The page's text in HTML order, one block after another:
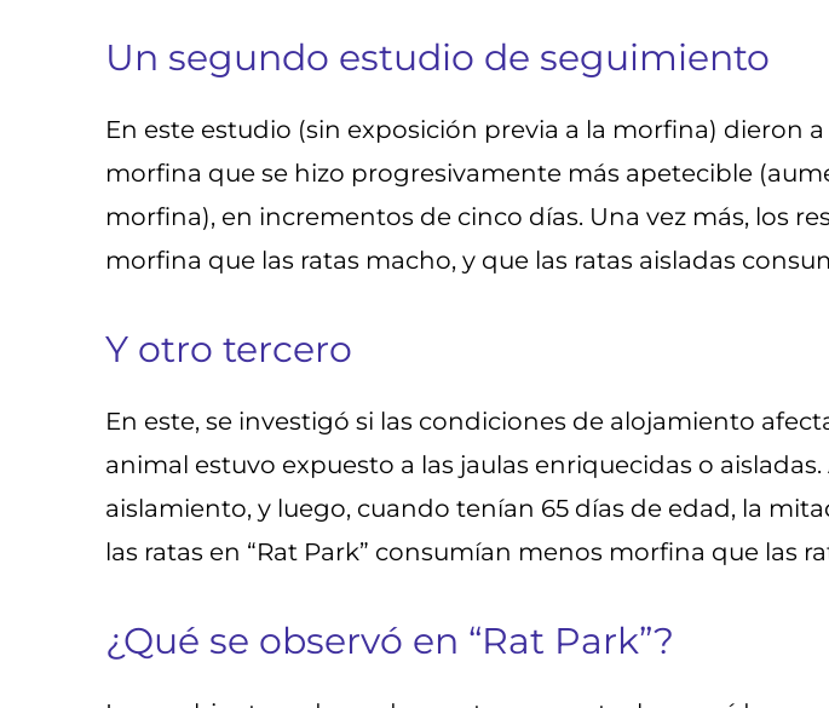
Un segundo estudio de seguimiento
En este estudio (sin exposición previa a la morfina) dieron
morfina que se hizo progresivamente más apetecible
morfina), en incrementos de cinco días. Una vez más, los
morfina que las ratas macho, y que las ratas aisladas
Y otro tercero
En este, se investigó si las condiciones de alojamiento
animal estuvo expuesto a las jaulas enriquecidas o aisladas.
aislamiento, y luego, cuando tenían 65 días de edad, la
las ratas en “Rat Park” consumían menos morfina que las
¿Qué se observó en “Rat Park”?